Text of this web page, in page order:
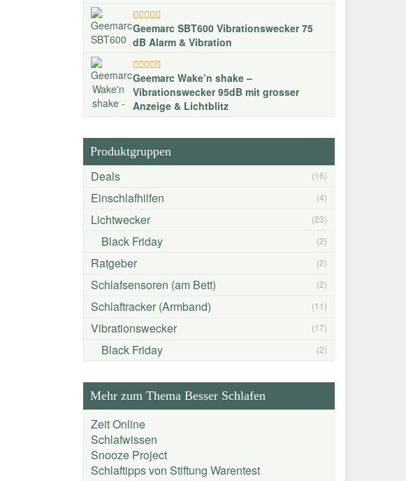
Geemarc SBT600 Vibrationswecker 75
dB Alarm & Vibration
Geemarc Wake’n shake –
Vibrationswecker 95dB mit grosser
Anzeige & Lichtblitz
Produktgruppen
Deals (16)
Einschlafhilfen (4)
Lichtwecker (23)
Black Friday (2)
Ratgeber (2)
Schlafsensoren (am Bett) (2)
Schlaftracker (Armband) (11)
Vibrationswecker (17)
Black Friday (2)
Mehr zum Thema Besser Schlafen
Zeit Online
Schlafwissen
Snooze Project
Schlaftipps von Stiftung Warentest